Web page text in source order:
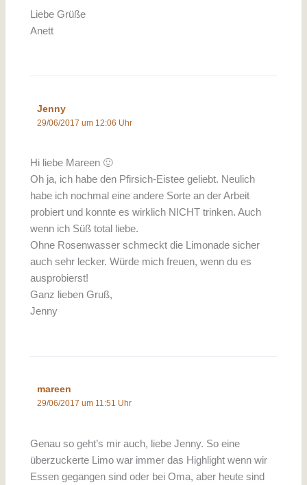
Liebe Grüße
Anett
Jenny
29/06/2017 um 12:06 Uhr
Hi liebe Mareen 🙂
Oh ja, ich habe den Pfirsich-Eistee geliebt. Neulich
habe ich nochmal eine andere Sorte an der Arbeit
probiert und konnte es wirklich NICHT trinken. Auch
wenn ich Süß total liebe.
Ohne Rosenwasser schmeckt die Limonade sicher
auch sehr lecker. Würde mich freuen, wenn du es
ausprobierst!
Ganz lieben Gruß,
Jenny
mareen
29/06/2017 um 11:51 Uhr
Genau so geht’s mir auch, liebe Jenny. So eine
überzuckerte Limo war immer das Highlight wenn wir
Essen gegangen sind oder bei Oma, aber heute sind